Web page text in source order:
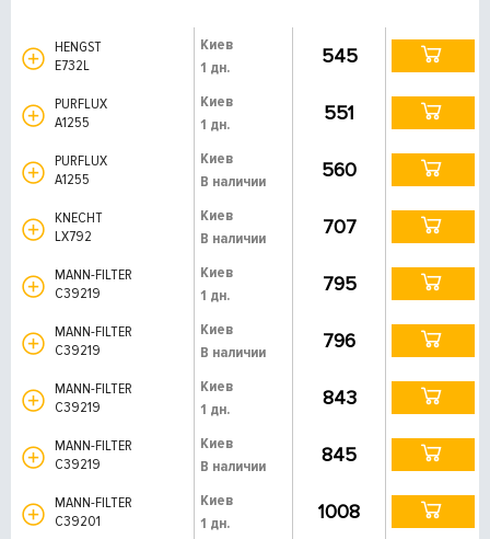
HENGST
E732L
Киев
1 дн.
545
PURFLUX
A1255
Киев
1 дн.
551
PURFLUX
A1255
Киев
В наличии
560
KNECHT
LX792
Киев
В наличии
707
MANN-FILTER
C39219
Киев
1 дн.
795
MANN-FILTER
C39219
Киев
В наличии
796
MANN-FILTER
C39219
Киев
1 дн.
843
MANN-FILTER
C39219
Киев
В наличии
845
MANN-FILTER
C39201
Киев
1 дн.
1008